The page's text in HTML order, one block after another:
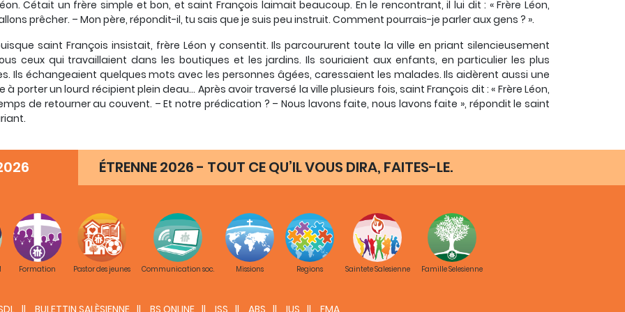
Cétait un frère simple et bon, et saint François laimait beaucoup. En le rencontrant, il lui dit : « Frère Léon,
prêcher. – Mon père, répondit-il, tu sais que je suis peu instruit. Comment pourrais-je parler aux gens ? ».
saint François insistait, frère Léon y consentit. Ils parcoururent toute la ville en priant silencieusement
ceux qui travaillaient dans les boutiques et les jardins. Ils souriaient aux enfants, en particulier les plus
Ils échangeaient quelques mots avec les personnes âgées, caressaient les malades. Ils aidèrent aussi une
à porter un lourd récipient plein deau… Après avoir traversé la ville plusieurs fois, saint François dit : « Frère Léon,
de retourner au couvent. – Et notre prédication ? – Nous lavons faite, nous lavons faite », répondit le saint
terre. Mais si le sel devient fade, comment lui rendre de la saveur ? Il ne vaut plus rien : on le jette dehors et il est
les gens. »
(Évangile de Matthieu 5,13). Saint Paul les compare à un parfum : « Nous sommes la bonne odeur du
Deuxième Lettre aux Corinthiens 2,15). Celui qui se parfume na pas besoin de le dire à tout le monde : le parfum
François a écrit : « J’aime voir la sainteté dans le patient peuple de Dieu : chez ces parents qui éduquent avec
leurs enfants, chez ces hommes et ces femmes qui travaillent pour apporter le pain à la maison, chez
chez les religieuses âgées qui continuent de sourire. Dans cette constance à aller de l’avant chaque
vois la sainteté de l’Église militante. C’est cela, souvent, la sainteté "de la porte d’à côté", de ceux qui vivent
ÉTRENNE 2026 - TOUT CE QU’IL VOUS DIRA, FAITES-LE.
Formation Pastor des jeunes Communication soc. Missions Regions Saintete Salesienne Famille Selesienne